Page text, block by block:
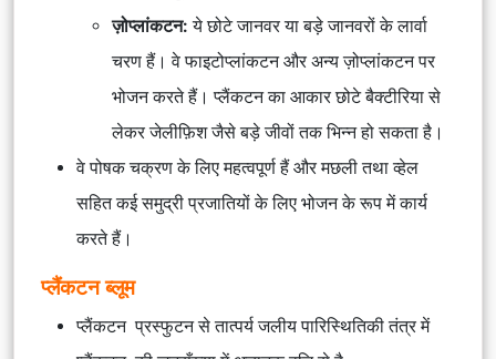
ज़ोप्लांकटन:ये छोटे जानवर या बड़े जानवरों के लार्वा
चरण हैं। वे फाइटोप्लांकटन और अन्य ज़ोप्लांकटन पर
भोजन करते हैं। प्लैंकटन का आकार छोटे बैक्टीरिया से
लेकर जेलीफ़िश जैसे बड़े जीवों तक भिन्न हो सकता है।
वे पोषक चक्रण के लिए महत्वपूर्ण हैं और मछली तथा व्हेल
सहित कई समुद्री प्रजातियों के लिए भोजन के रूप में कार्य
करते हैं।
प्लैंकटन ब्लूम
प्लैंकटन प्रस्फुटन से तात्पर्य जलीय पारिस्थितिकी तंत्र में